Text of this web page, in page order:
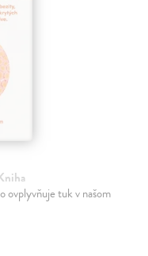
ovplyvňuje tuk v našom